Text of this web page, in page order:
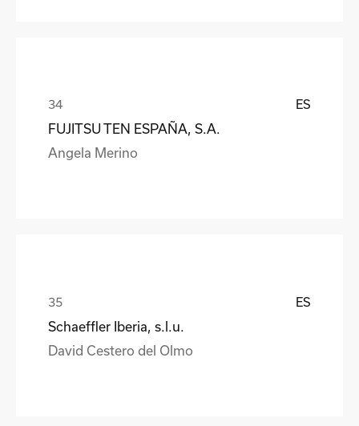
ES
FUJITSU TEN ESPAÑA, S.A.
Angela Merino
ES
Schaeffler Iberia, s.l.u.
David Cestero del Olmo